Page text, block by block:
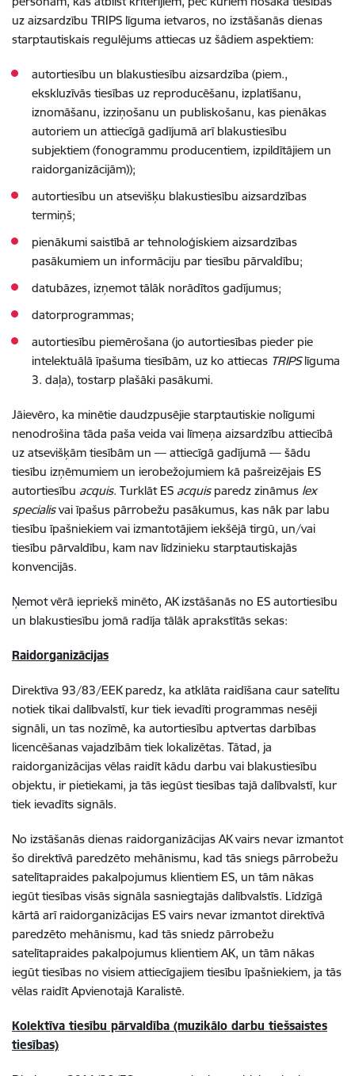
uz aizsardzību TRIPS līguma ietvaros, no izstāšanās dienas
starptautiskais regulējums attiecas uz šādiem aspektiem:
autortiesību un blakustiesību aizsardzība (piem.,
ekskluzīvās tiesības uz reproducēšanu, izplatīšanu,
iznomāšanu, izziņošanu un publiskošanu, kas pienākas
autoriem un attiecīgā gadījumā arī blakustiesību
subjektiem (fonogrammu producentiem, izpildītājiem un
raidorganizācijām));
autortiesību un atsevišķu blakustiesību aizsardzības
termiņš;
pienākumi saistībā ar tehnoloģiskiem aizsardzības
pasākumiem un informāciju par tiesību pārvaldību;
datubāzes, izņemot tālāk norādītos gadījumus;
datorprogrammas;
autortiesību piemērošana (jo autortiesības pieder pie
intelektuālā īpašuma tiesībām, uz ko attiecas TRIPSlīguma
3. daļa), tostarp plašāki pasākumi.
Jāievēro, ka minētie daudzpusējie starptautiskie nolīgumi
nenodrošina tāda paša veida vai līmeņa aizsardzību attiecībā
uz atsevišķām tiesībām un — attiecīgā gadījumā — šādu
tiesību izņēmumiem un ierobežojumiem kā pašreizējais ES
autortiesību acquis. Turklāt ES acquis paredz zināmus lex
specialisvai īpašus pārrobežu pasākumus, kas nāk par labu
tiesību īpašniekiem vai izmantotājiem iekšējā tirgū, un/vai
tiesību pārvaldību, kam nav līdzinieku starptautiskajās
konvencijās.
Ņemot vērā iepriekš minēto, AK izstāšanās no ES autortiesību
un blakustiesību jomā radīja tālāk aprakstītās sekas:
Raidorganizācijas
Direktīva 93/83/EEK paredz, ka atklāta raidīšana caur satelītu
notiek tikai dalībvalstī, kur tiek ievadīti programmas nesēji
signāli, un tas nozīmē, ka autortiesību aptvertas darbības
licencēšanas vajadzībām tiek lokalizētas. Tātad, ja
raidorganizācijas vēlas raidīt kādu darbu vai blakustiesību
objektu, ir pietiekami, ja tās iegūst tiesības tajā dalībvalstī, kur
tiek ievadīts signāls.
No izstāšanās dienas raidorganizācijas AK vairs nevar izmantot
šo direktīvā paredzēto mehānismu, kad tās sniegs pārrobežu
satelītapraides pakalpojumus klientiem ES, un tām nākas
iegūt tiesības visās signāla sasniegtajās dalībvalstīs. Līdzīgā
kārtā arī raidorganizācijas ES vairs nevar izmantot direktīvā
paredzēto mehānismu, kad tās sniedz pārrobežu
satelītapraides pakalpojumus klientiem AK, un tām nākas
iegūt tiesības no visiem attiecīgajiem tiesību īpašniekiem, ja tās
vēlas raidīt Apvienotajā Karalistē.
Kolektīva tiesību pārvaldība (muzikālo darbu tiešsaistes
tiesības)